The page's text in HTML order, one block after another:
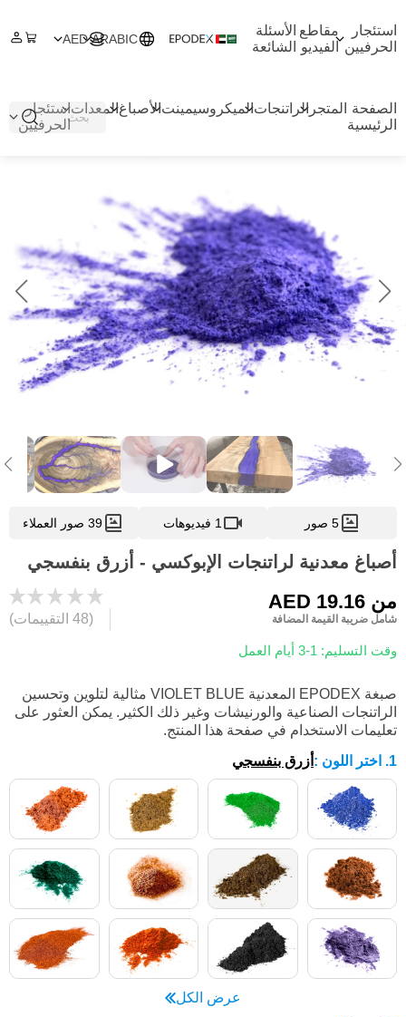
استئجار
الحرفيين
مقاطع
الفيديو
الأسئلة
الشائعة
ARABIC
AED
الصفحة
الرئيسية
المتجر الراتنجاتالميكروسيمينتالأصباغالمعداتاستئجار
الحرفيين
5 صور 1 فيديوهات 39 صور العملاء
أصباغ معدنية لراتنجات الإبوكسي - أزرق بنفسجي
من
شامل ضريبة القيمة المضافة
وقت التسليم: 1-3 أيام العمل
(48 التقييمات)
صبغة EPODEX المعدنية VIOLET BLUE مثالية لتلوين وتحسين
الراتنجات الصناعية والورنيشات وغير ذلك الكثير. يمكن العثور على
تعليمات الاستخدام في صفحة هذا المنتج.
1. اختر اللون
: أزرق بنفسجي
عرض الكل